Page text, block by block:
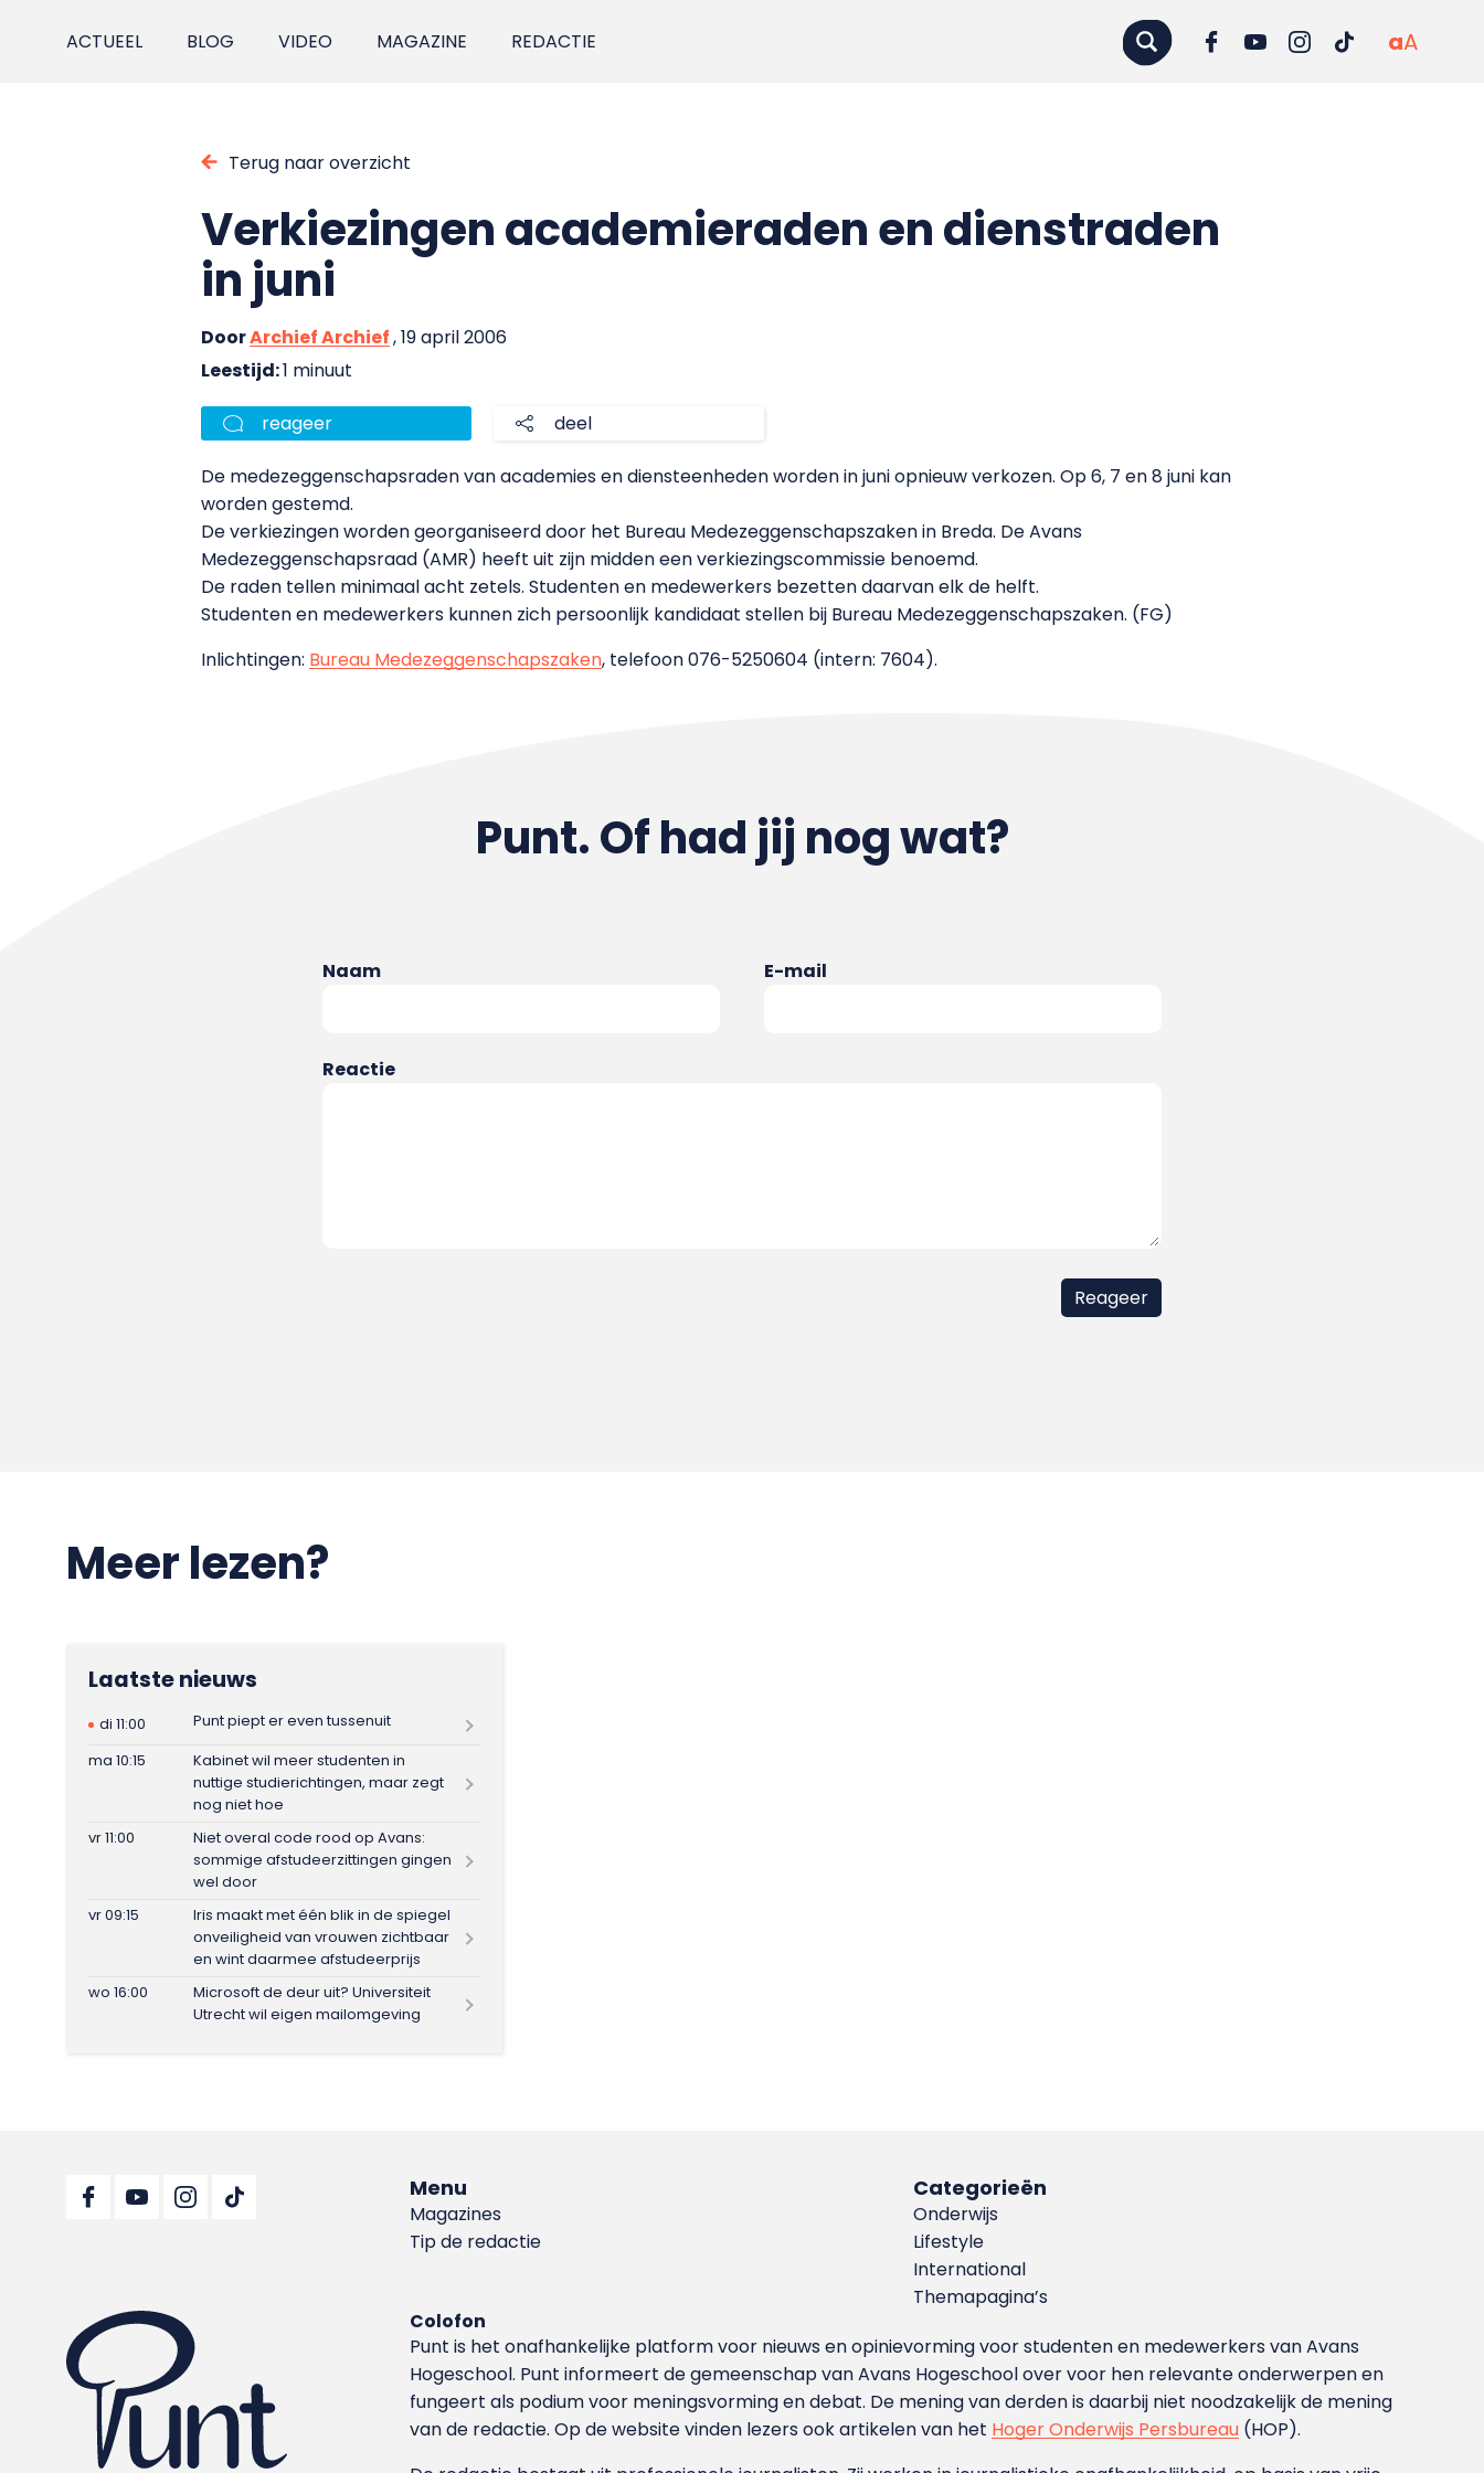
ACTUEEL BLOG VIDEO MAGAZINE REDACTIE aA
Terug naar overzicht
Verkiezingen academieraden en dienstraden
in juni
DoorArchief Archief, 19 april 2006
Leestijd:1 minuut
reageer deel
De medezeggenschapsraden van academies en diensteenheden worden in juni opnieuw verkozen. Op 6, 7 en 8 juni kan
worden gestemd.
De verkiezingen worden georganiseerd door het Bureau Medezeggenschapszaken in Breda. De Avans
Medezeggenschapsraad (AMR) heeft uit zijn midden een verkiezingscommissie benoemd.
De raden tellen minimaal acht zetels. Studenten en medewerkers bezetten daarvan elk de helft.
Studenten en medewerkers kunnen zich persoonlijk kandidaat stellen bij Bureau Medezeggenschapszaken. (FG)
Inlichtingen: Bureau Medezeggenschapszaken, telefoon 076-5250604 (intern: 7604).
Punt. Of had jij nog wat?
Naam E-mail
Reactie
Meer lezen?
Laatste nieuws
di 11:00
Punt piept er even tussenuit
ma 10:15
Kabinet wil meer studenten in
nuttige studierichtingen, maar zegt
nog niet hoe
vr 11:00
Niet overal code rood op Avans:
sommige afstudeerzittingen gingen
wel door
vr 09:15
Iris maakt met één blik in de spiegel
onveiligheid van vrouwen zichtbaar
en wint daarmee afstudeerprijs
wo 16:00
Microsoft de deur uit? Universiteit
Utrecht wil eigen mailomgeving
Menu
Magazines
Tip de redactie
Categorieën
Onderwijs
Lifestyle
International
Themapagina’s
Colofon
Punt is het onafhankelijke platform voor nieuws en opinievorming voor studenten en medewerkers van Avans
Hoge­school. Punt informeert de gemeenschap van Avans Hogeschool over voor hen relevante onderwerpen en
fungeert als podium voor meningsvorming en debat. De mening van derden is daarbij niet noodzakelijk de mening
van de redactie. Op de website vinden lezers ook artikelen van het Hoger Onderwijs Persbureau (HOP).